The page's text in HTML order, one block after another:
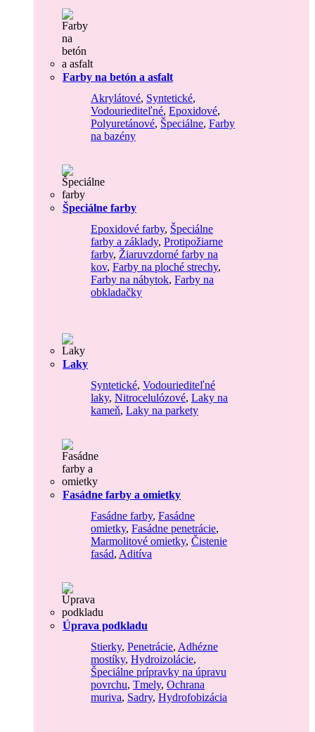
Farby na betón a asfalt
Akrylátové, Syntetické,
Vodouriediteľné, Epoxidové,
Polyuretánové, Špeciálne, Farby
na bazény
Špeciálne farby
Epoxidové farby, Špeciálne
farby a základy, Protipožiarne
farby, Žiaruvzdorné farby na
kov, Farby na ploché strechy,
Farby na nábytok, Farby na
obkladačky
Laky
Syntetické, Vodouriediteľné
laky, Nitrocelulózové, Laky na
kameň, Laky na parkety
Fasádne farby a omietky
Fasádne farby, Fasádne
omietky, Fasádne penetrácie,
Marmolitové omietky, Čistenie
fasád, Aditíva
Úprava podkladu
Stierky, Penetrácie, Adhézne
mostíky, Hydroizolácie,
Špeciálne prípravky na úpravu
povrchu, Tmely, Ochrana
muriva, Sadry, Hydrofobizácia